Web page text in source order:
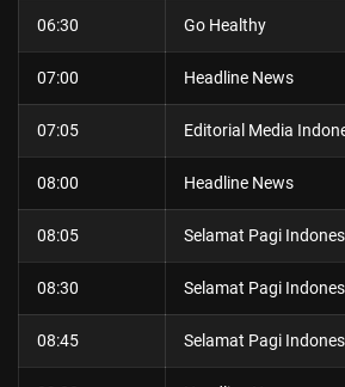
06:30 Go Healthy
07:00 Headline News
07:05 Editorial Media
08:00 Headline News
08:05 Selamat Pagi
08:30 Selamat Pagi
08:45 Selamat Pagi